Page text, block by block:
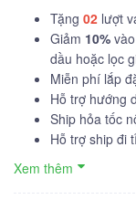
Tặng 02 lượt
Giảm 10%
dầu hoặc lọc
Miễn phí lắp
Hỗ trợ hướng
Ship hỏa tốc
Hỗ trợ ship đi
Xem thêm